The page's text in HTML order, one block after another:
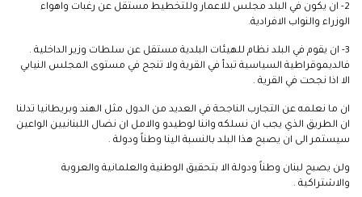
2- ان يكون في البلد مجلس للاعمار وللتخطيط مستقل عن رغبات واهواء
الوزراء والنواب الافرادية.
3- ان يقوم في البلد نظام للهيئات البلدية مستقل عن سلطات وزير الداخلية .
فالديموقراطية السياسية تبدأ في القرية ولا تنجح في مستوى المجلس النيابي
الا اذا نجحت في القرية .
ان ما نعلمه عن التجارب الناجحة في العديد من الدول مثل الهند وبريطانيا تدلنا
ان الطريق الذي يجب ان نسلكه واننا لوطيدو والامل ان نضال اللبنانيين الواعين
سيستمر الى ان يصبح هذا البلد بالنسبة الينا وطناً ودولة .
ولن يصبح لبنان وطناً ودولة الا بتحقيق الوطنية والعلمانية والعروبة
والاشتراكية .